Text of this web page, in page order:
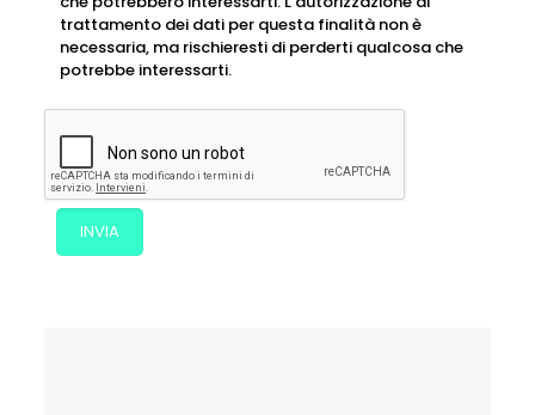
trattamento dei dati per questa finalità non è
necessaria, ma rischieresti di perderti qualcosa che
potrebbe interessarti.